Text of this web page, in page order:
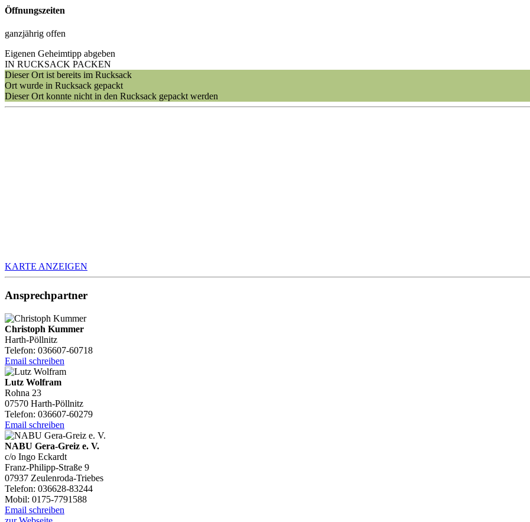
Öffnungszeiten
ganzjährig offen
Eigenen Geheimtipp abgeben
IN RUCKSACK PACKEN
Dieser Ort ist bereits im Rucksack
Ort wurde in Rucksack gepackt
Dieser Ort konnte nicht in den Rucksack gepackt werden
KARTE ANZEIGEN
Ansprechpartner
Christoph Kummer
Harth-Pöllnitz
Telefon: 036607-60718
Email schreiben
Lutz Wolfram
Rohna 23
07570 Harth-Pöllnitz
Telefon: 036607-60279
Email schreiben
NABU Gera-Greiz e. V.
c/o Ingo Eckardt
Franz-Philipp-Straße 9
07937 Zeulenroda-Triebes
Telefon: 036628-83244
Mobil: 0175-7791588
Email schreiben